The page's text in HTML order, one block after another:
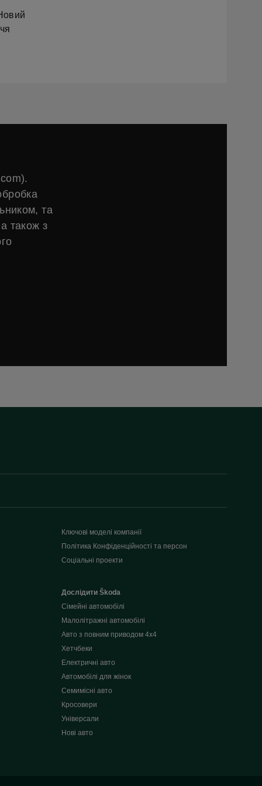
та
також з
Ключові моделі компанії
Політика Конфіденційності та персон
Соціальні проекти
Дослідити Škoda
Сімейні автомобілі
Малолітражні автомобілі
Авто з повним приводом 4x4
Хетчбеки
Електричні авто
Автомобілі для жінок
Семимісні авто
Кросовери
Універсали
Нові авто